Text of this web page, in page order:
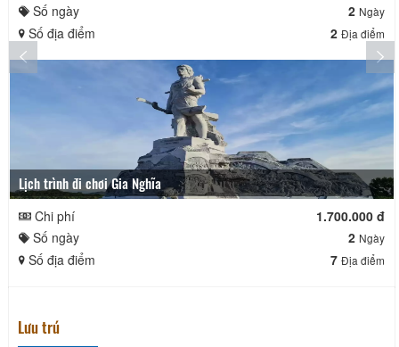
Số ngày
2 Ngày
Số địa điểm 2 Địa điểm
Lịch trình đi chơi Gia Nghĩa
Chi phí
1.700.000 đ
Số ngày
2 Ngày
Số địa điểm 7 Địa điểm
Lưu trú